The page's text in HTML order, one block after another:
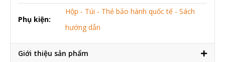
Phụ kiện:
Hộp - Túi - Thẻ bảo hành quốc tế - Sách
hướng dẫn
Giới thiệu sản phẩm